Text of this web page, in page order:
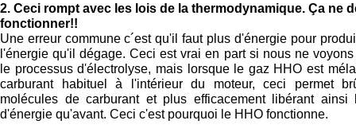
2. Ceci rompt avec les lois de la thermodynamique. Ça ne
fonctionner!!
Une erreur commune c´est qu'il faut plus d'énergie pour
l'énergie qu'il dégage. Ceci est vrai en part si nous ne
le processus d'électrolyse, mais lorsque le gaz HHO est
carburant habituel à l'intérieur du moteur, ceci permet
molécules de carburant et plus efficacement libérant ainsi
d'énergie qu'avant. Ceci c'est pourquoi le HHO fonctionne.